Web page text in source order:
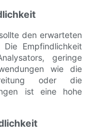
den erwarteten
Empfindlichkeit
geringe
wie die
oder die
ist eine hohe